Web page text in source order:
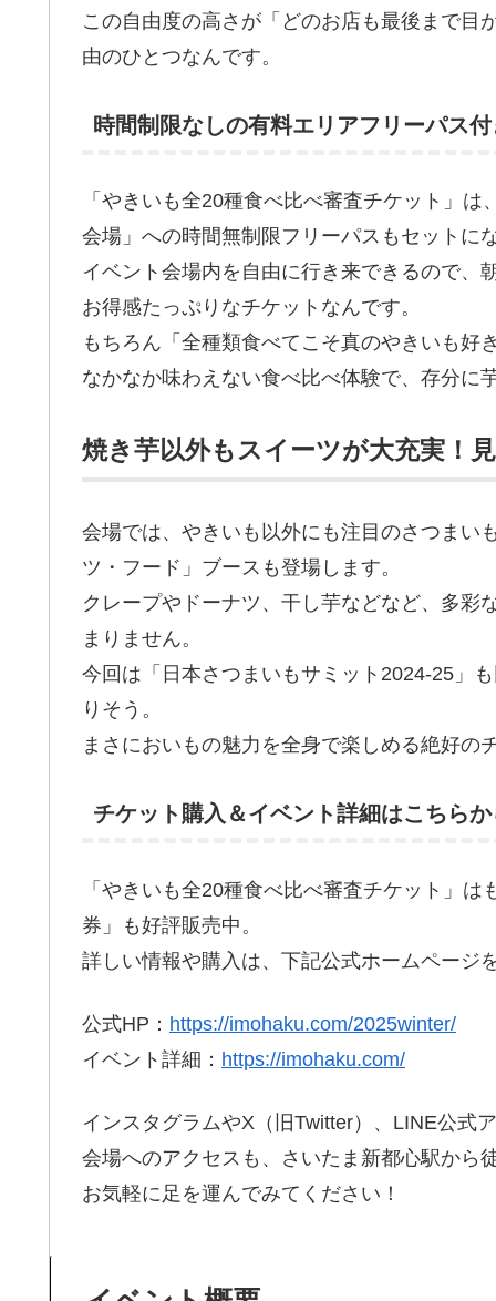
この自由度の高さが「どのお店も最後まで目
由のひとつなんです。
時間制限なしの有料エリアフリーパス
「やきいも全20種食べ比べ審査チケット」
会場」への時間無制限フリーパスもセットに
イベント会場内を自由に行き来できるので、
お得感たっぷりなチケットなんです。
もちろん「全種類食べてこそ真のやきいも好
なかなか味わえない食べ比べ体験で、存分に
焼き芋以外もスイーツが大充実！
会場では、やきいも以外にも注目のさつまい
ツ・フード」ブースも登場します。
クレープやドーナツ、干し芋などなど、多彩
まりません。
今回は「日本さつまいもサミット2024-25」
りそう。
まさにおいもの魅力を全身で楽しめる絶好の
チケット購入＆イベント詳細はこちらか
「やきいも全20種食べ比べ審査チケット」
券」も好評販売中。
詳しい情報や購入は、下記公式ホームページ
公式HP： https://imohaku.com/2025winter/
イベント詳細： https://imohaku.com/
インスタグラムやX（旧Twitter）、LINE公式
会場へのアクセスも、さいたま新都心駅から
お気軽に足を運んでみてください！